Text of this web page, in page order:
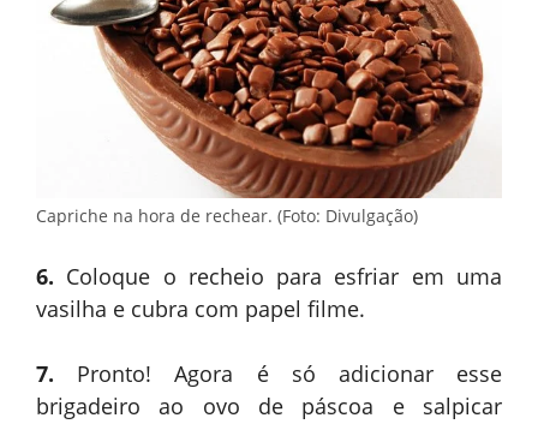
Capriche na hora de rechear. (Foto: Divulgação)
6. Coloque o recheio para esfriar em uma
vasilha e cubra com papel filme.
7. Pronto! Agora é só adicionar esse
brigadeiro ao ovo de páscoa e salpicar